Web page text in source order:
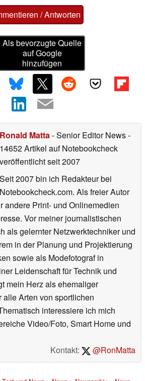
/ Antworten
Als bevorzugte Quelle
auf Google
hinzufügen
Ronald Matta- Senior Editor News-
14652 Artikel auf Notebookcheck
veröffentlichtseit 2007
Seit 2007 bin ich Redakteur bei
Notebookcheck.com. Als freier Autor
andere Print- und Onlinemedien
Vor meiner journalistischen
als gelernter Netzwerktechniker und
in der Planung und Projektierung
sowie als Modefotograf in
Leidenschaft für Technik und
mein Herz als ehemaliger
alle Arten von sportlichen
interessiere ich mich
Video/Foto, Smart Home und
Kontakt:
@RonMatta